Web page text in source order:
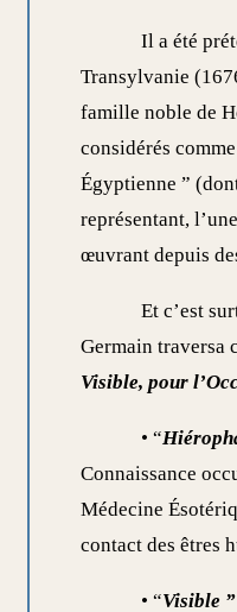
Il a été
Transylvanie
famille noble de
considérés
Égyptienne ”
représentant,
œuvrant depuis
Et c’est
Germain traversa
Visible, pour
• “
Connaissance
Médecine
contact des êtres
• “Visible ”